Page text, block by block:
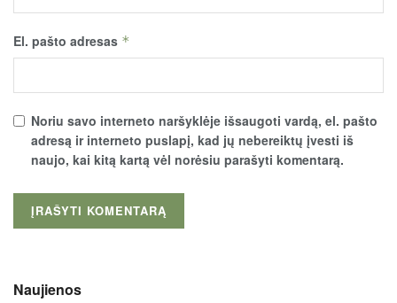
El. pašto adresas *
Noriu savo interneto naršyklėje išsaugoti vardą, el. pašto
adresą ir interneto puslapį, kad jų nebereiktų įvesti iš
naujo, kai kitą kartą vėl norėsiu parašyti komentarą.
Naujienos